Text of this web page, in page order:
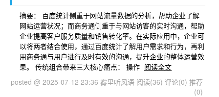
摘要： 百度统计侧重于网站流量数据的分析，帮助企业了解
网站运营状况；而商务通侧重于与网站访客的实时沟通，帮助
企业提高客户服务质量和销售转化率。在实际应用中，企业可
以将两者结合使用，通过百度统计了解用户需求和行为，再利
用商务通与用户进行及时有效的沟通，提升企业的整体运营效
果。 传统组合带来三大核心痛点： 操作 阅读全文
posted @ 2025-07-12 23:36 雾里听风语 阅读(36) 评论(0) 推荐
(0)